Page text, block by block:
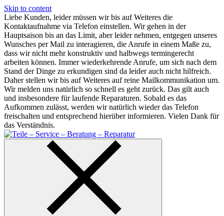
Skip to content
Liebe Kunden, leider müssen wir bis auf Weiteres die
Kontaktaufnahme via Telefon einstellen. Wir gehen in der
Hauptsaison bis an das Limit, aber leider nehmen, entgegen unseres
Wunsches per Mail zu interagieren, die Anrufe in einem Maße zu,
dass wir nicht mehr konstruktiv und halbwegs termingerecht
arbeiten können. Immer wiederkehrende Anrufe, um sich nach dem
Stand der Dinge zu erkundigen sind da leider auch nicht hilfreich.
Daher stellen wir bis auf Weiteres auf reine Mailkommunikation um.
Wir melden uns natürlich so schnell es geht zurück. Das gilt auch
und insbesondere für laufende Reparaturen. Sobald es das
Aufkommen zulässt, werden wir natürlich wieder das Telefon
freischalten und entsprechend hierüber informieren. Vielen Dank für
das Verständnis.